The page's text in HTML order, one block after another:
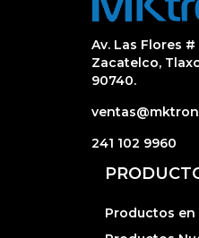
Av. Las Flores
Zacatelco,
90740.
241 102 9960
Productos